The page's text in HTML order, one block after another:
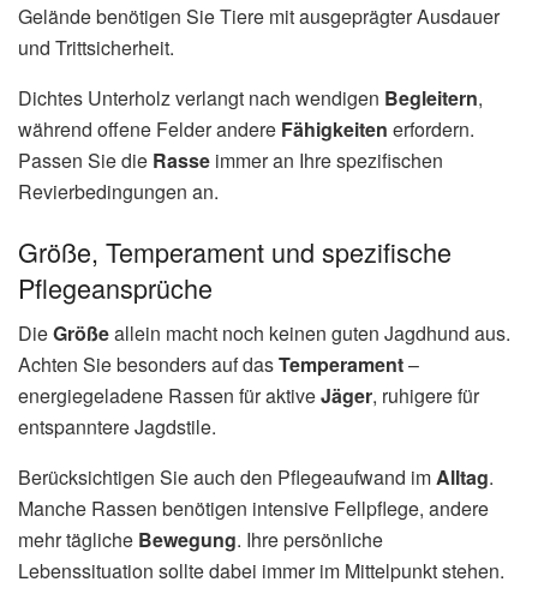
Gelände benötigen Sie Tiere mit ausgeprägter Ausdauer
und Trittsicherheit.
Dichtes Unterholz verlangt nach wendigen Begleitern,
während offene Felder andere Fähigkeiten erfordern.
Passen Sie die Rasse immer an Ihre spezifischen
Revierbedingungen an.
Größe, Temperament und spezifische
Pflegeansprüche
DieGrößeallein macht noch keinen guten Jagdhund aus.
Achten Sie besonders auf dasTemperament–
energiegeladene Rassen für aktiveJäger, ruhigere für
entspanntere Jagdstile.
Berücksichtigen Sie auch den Pflegeaufwand imAlltag.
Manche Rassen benötigen intensive Fellpflege, andere
mehr tägliche Bewegung. Ihre persönliche
Lebenssituation sollte dabei immer im Mittelpunkt stehen.